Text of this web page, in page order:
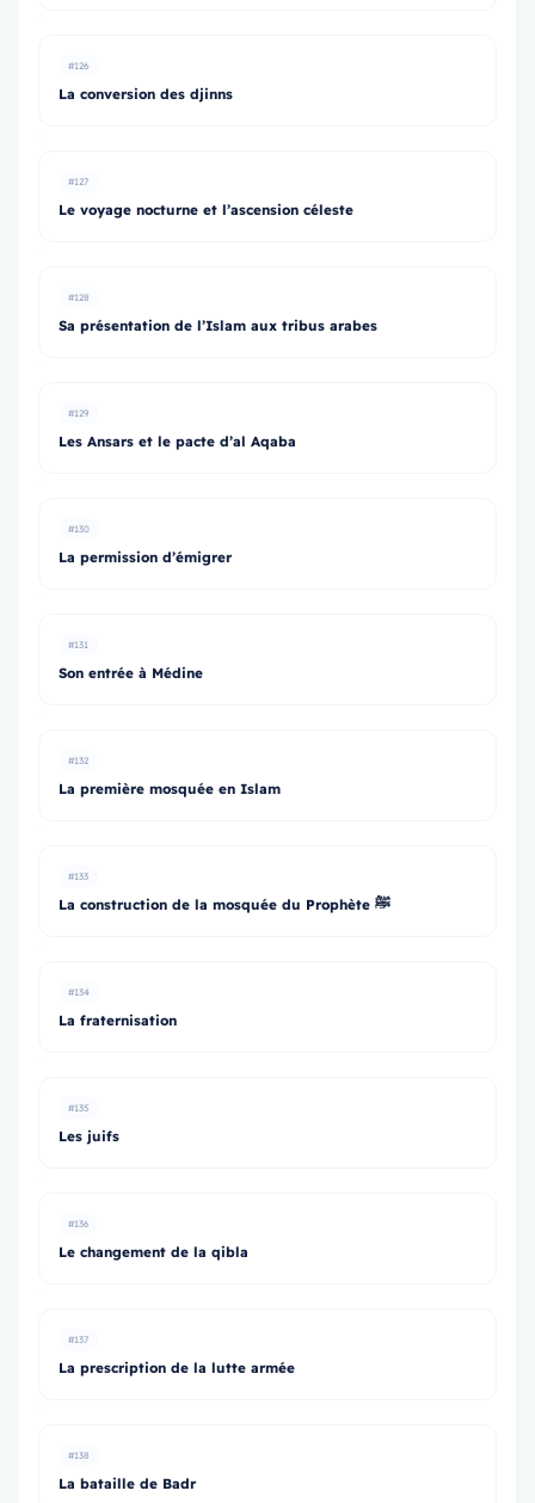
#126
La conversion des djinns
#127
Le voyage nocturne et l’ascension céleste
#128
Sa présentation de l’Islam aux tribus arabes
#129
Les Ansars et le pacte d’al Aqaba
#130
La permission d’émigrer
#131
Son entrée à Médine
#132
La première mosquée en Islam
#133
La construction de la mosquée du Prophète ﷺ
#134
La fraternisation
#135
Les juifs
#136
Le changement de la qibla
#137
La prescription de la lutte armée
#138
La bataille de Badr